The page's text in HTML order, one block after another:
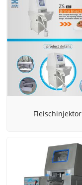
Fleischinjektor